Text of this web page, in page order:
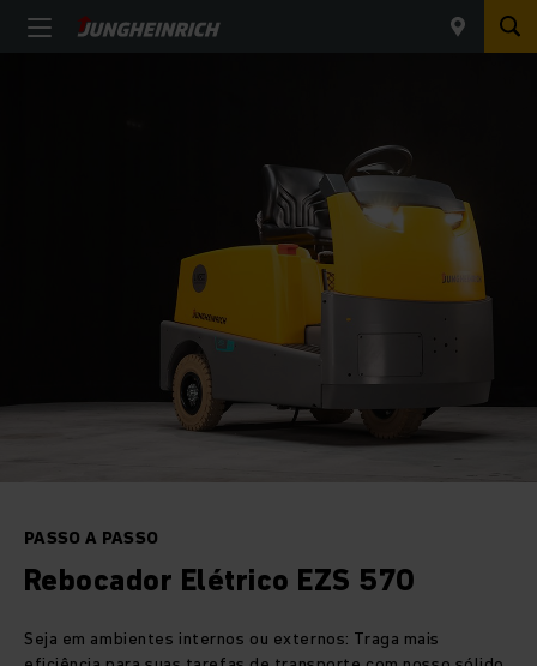
PASSO A PASSO
Rebocador Elétrico EZS 570
Seja em ambientes internos ou externos: Traga mais